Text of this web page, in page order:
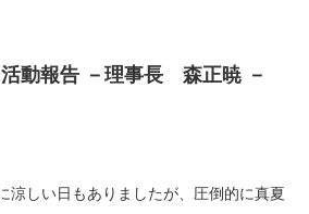
報告 －理事長 森正暁 －
涼しい日もありましたが、圧倒的に真夏